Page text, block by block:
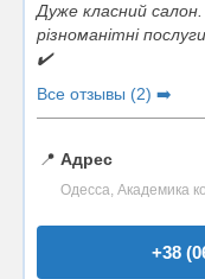
Дуже класний
різноманітні
✔️
Все отзывы (2) ➡️
📍 Адрес
Одесса, Академика
+38